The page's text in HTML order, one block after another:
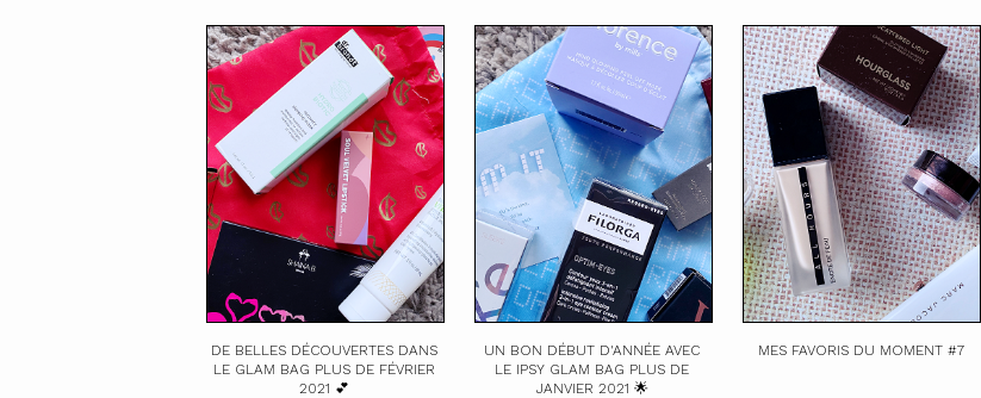
DE BELLES DÉCOUVERTES DANS
LE GLAM BAG PLUS DE FÉVRIER
2021 💕
UN BON DÉBUT D'ANNÉE AVEC
LE IPSY GLAM BAG PLUS DE
JANVIER 2021 🌟
MES FAVORIS DU MOMENT #7